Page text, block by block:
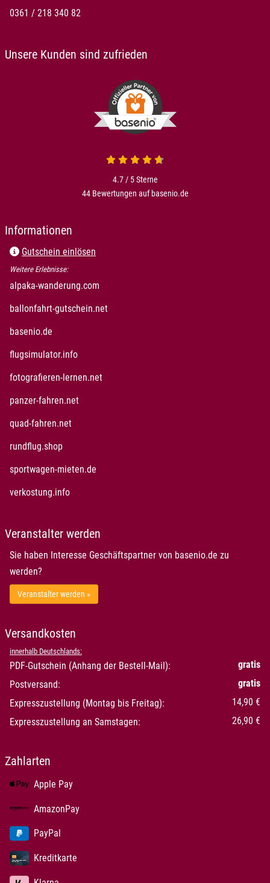
0361 / 218 340 82
Unsere Kunden sind zufrieden
4.7 von 5
4.7 / 5Sterne
44 Bewertungen auf basenio.de
Informationen
Gutschein einlösen
Weitere Erlebnisse:
alpaka-wanderung.com
ballonfahrt-gutschein.netöffnet in neuem Fenster
basenio.de
flugsimulator.infoöffnet in neuem Fenster
fotografieren-lernen.netöffnet in neuem Fenster
panzer-fahren.netöffnet in neuem Fenster
quad-fahren.netöffnet in neuem Fenster
rundflug.shopöffnet in neuem Fenster
sportwagen-mieten.de
verkostung.infoöffnet in neuem Fenster
Veranstalter werden
Sie haben Interesse Geschäftspartner von basenio.de zu
werden?
Veranstalter werden »
Versandkosten
innerhalb Deutschlands:
PDF-Gutschein (Anhang der Bestell-Mail):
gratis
Postversand:
gratis
Expresszustellung (Montag bis Freitag):
14,90 €
Expresszustellung an Samstagen:
26,90 €
Zahlarten
Apple Pay
AmazonPay
PayPal
Kreditkarte